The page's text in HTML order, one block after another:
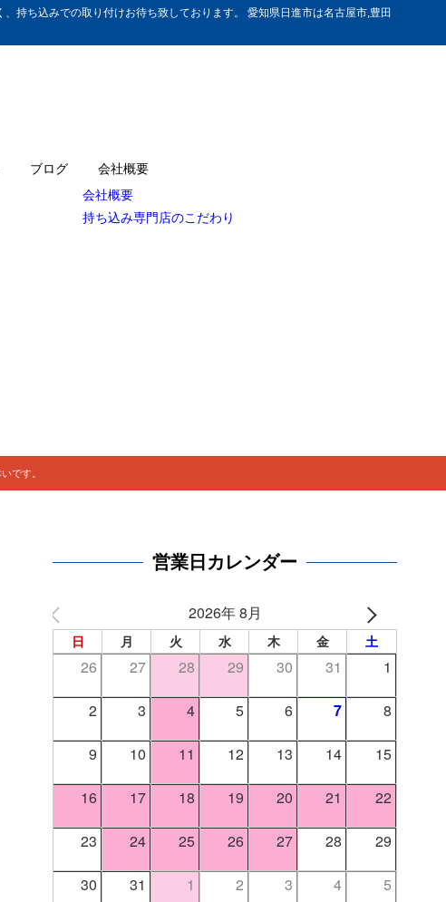
持ち込みでの取り付けお待ち致しております。 愛知県日進市は名古屋市,豊田
ブログ
会社概要
会社概要
持ち込み専門店のこだわり
です。
営業日カレンダー
2026年 8月
日 月 火 水 木 金 土
26 27 28 29 30 31 1
2 3 4 5 6 7 8
9 10 11 12 13 14 15
16 17 18 19 20 21 22
23 24 25 26 27 28 29
30 31 1 2 3 4 5